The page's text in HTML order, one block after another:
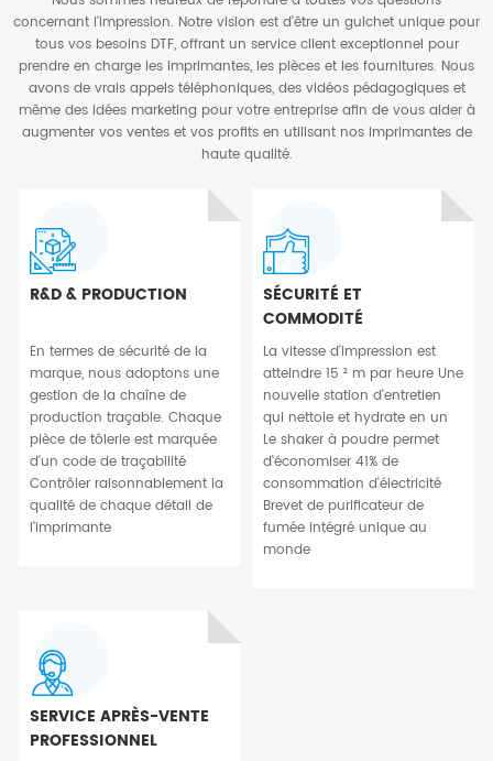
concernant l'impression. Notre vision est d'être un guichet unique pour
tous vos besoins DTF, offrant un service client exceptionnel pour
prendre en charge les imprimantes, les pièces et les fournitures. Nous
avons de vrais appels téléphoniques, des vidéos pédagogiques et
même des idées marketing pour votre entreprise afin de vous aider à
augmenter vos ventes et vos profits en utilisant nos imprimantes de
haute qualité.
R&D & PRODUCTION
En termes de sécurité de la
marque, nous adoptons une
gestion de la chaîne de
production traçable. Chaque
pièce de tôlerie est marquée
d'un code de traçabilité
Contrôler raisonnablement la
qualité de chaque détail de
l'imprimante
SÉCURITÉ ET
COMMODITÉ
La vitesse d'impression est
atteindre 15 ² m par heure Une
nouvelle station d'entretien
qui nettoie et hydrate en un
Le shaker à poudre permet
d'économiser 41% de
consommation d'électricité
Brevet de purificateur de
fumée intégré unique au
monde
SERVICE APRÈS-VENTE
PROFESSIONNEL